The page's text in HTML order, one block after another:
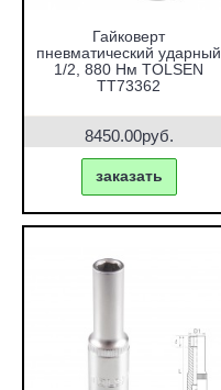
Гайковерт
пневматический ударный
1/2, 880 Нм TOLSEN
TT73362
8450.00руб.
заказать